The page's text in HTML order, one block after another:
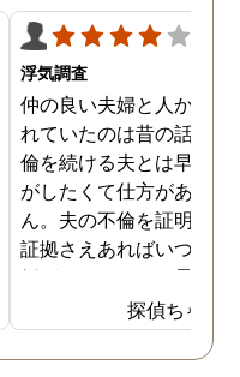
浮気調査
仲の良い夫婦と人から言
れていたのは昔の話で、
倫を続ける夫とは早く離
がしたくて仕方がありま
ん。夫の不倫を証明でき
証拠さえあればいつでも
婚ができるのにと愚痴を
ぼしていると、姉が探偵
不倫の証拠集めを依頼し
くれました。探偵事務所
探偵ちゃん